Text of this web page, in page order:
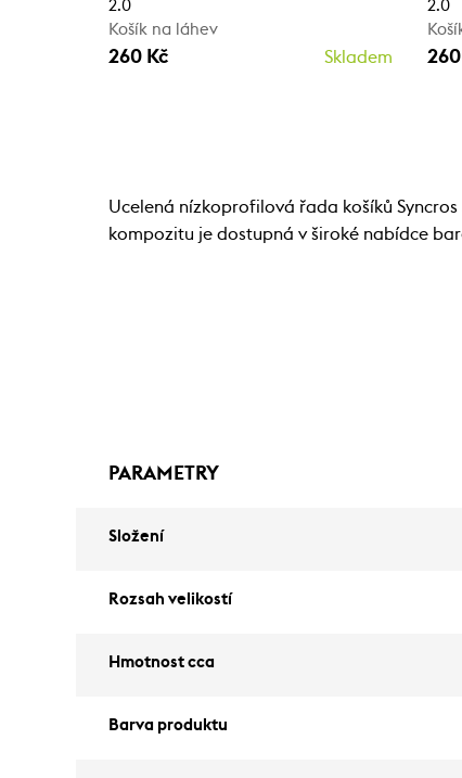
2.0
Košík na láhev
260 Kč Skladem
2.0
Ucelená nízkoprofilová řada košíků
kompozitu je dostupná v široké nabídce
PARAMETRY
Složení
Rozsah velikostí
Hmotnost cca
Barva produktu